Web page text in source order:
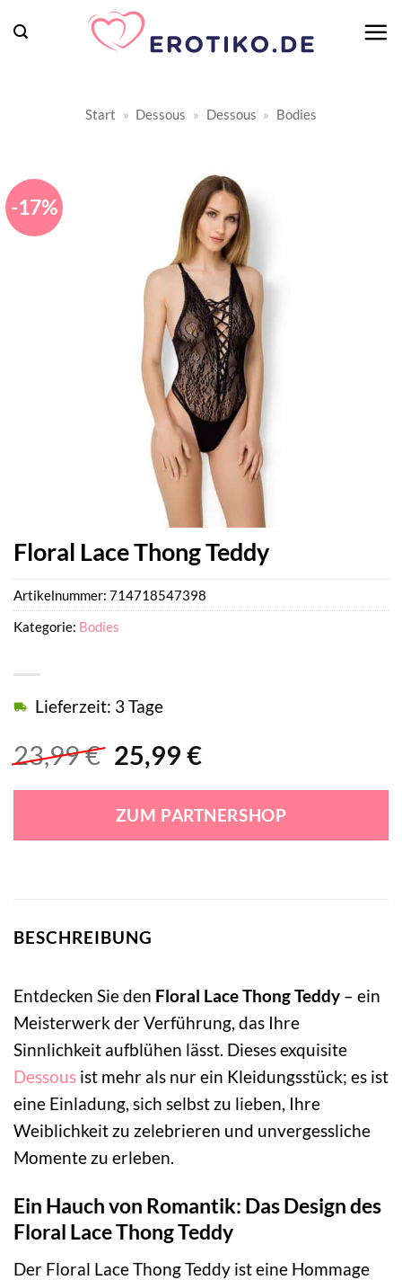
Inhalt
Start » Dessous » Dessous » Bodies
-17%
Floral Lace Thong Teddy
23,99€ Ursprünglicher
war:
23,99 €
25,99 €Aktueller
ist:
25,99 €.
Lieferzeit: 3 Tage
ZUM PARTNERSHOP
Artikelnummer: 714718547398
Kategorie: Bodies
BESCHREIBUNG
Entdecken Sie den Floral Lace Thong Teddy – ein
Meisterwerk der Verführung, das Ihre
Sinnlichkeit aufblühen lässt. Dieses exquisite
Dessous ist mehr als nur ein Kleidungsstück; es ist
eine Einladung, sich selbst zu lieben, Ihre
Weiblichkeit zu zelebrieren und unvergessliche
Momente zu erleben.
Ein Hauch von Romantik: Das Design des
Floral Lace Thong Teddy
Der Floral Lace Thong Teddy ist eine Hommage